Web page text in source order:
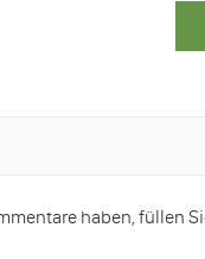
haben,